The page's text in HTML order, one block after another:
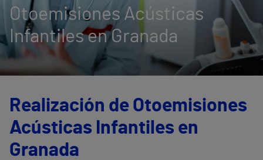
Otoemisiones Acústicas
Infantiles en Granada
Realización de Otoemisiones
Acústicas Infantiles en
Granada